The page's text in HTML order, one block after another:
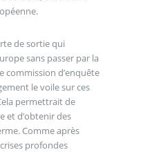
de sortie qui
sans passer par la
commission d’enquête
le voile sur ces
permettrait de
et d’obtenir des
Comme après
profondes